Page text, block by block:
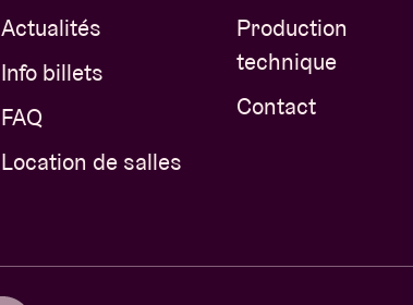
Actualités
Info billets
FAQ
Location de salles
Production
technique
Contact